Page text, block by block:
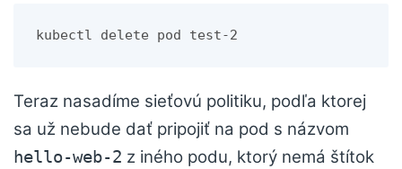
kubectl delete pod test-2
Teraz nasadíme sieťovú politiku, podľa ktorej
sa už nebude dať pripojiť na pod s názvom
hello-web-2 z iného podu, ktorý nemá štítok